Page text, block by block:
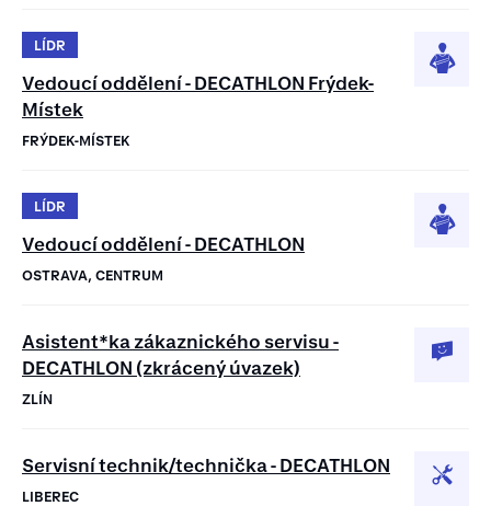
LÍDR
Vedoucí oddělení - DECATHLON Frýdek-
Místek
FRÝDEK-MÍSTEK
LÍDR
Vedoucí oddělení - DECATHLON
OSTRAVA, CENTRUM
Asistent*ka zákaznického servisu -
DECATHLON (zkrácený úvazek)
ZLÍN
Servisní technik/technička - DECATHLON
LIBEREC